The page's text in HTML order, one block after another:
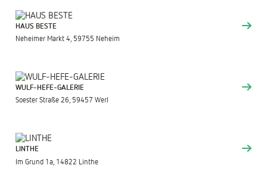
HAUS BESTE
Neheimer Markt 4, 59755 Neheim
WULF-HEFE-GALERIE
Soester Straße 26, 59457 Werl
LINTHE
Im Grund 1a, 14822 Linthe